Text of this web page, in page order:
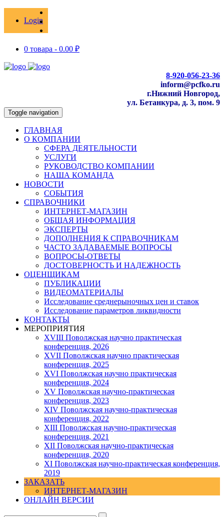
Login
0 товара - 0.00 ₽
8-920-056-23-36
inform@pcfko.ru
г.Нижний Новгород,
ул. Бетанкура, д. 3, пом. 9
Toggle navigation
ГЛАВНАЯ
О КОМПАНИИ
СФЕРА ДЕЯТЕЛЬНОСТИ
УСЛУГИ
РУКОВОДСТВО КОМПАНИИ
НАША КОМАНДА
НОВОСТИ
СОБЫТИЯ
СПРАВОЧНИКИ
ИНТЕРНЕТ-МАГАЗИН
ОБЩАЯ ИНФОРМАЦИЯ
ЭКСПЕРТЫ
ДОПОЛНЕНИЯ К СПРАВОЧНИКАМ
ЧАСТО ЗАДАВАЕМЫЕ ВОПРОСЫ
ВОПРОСЫ-ОТВЕТЫ
ДОСТОВЕРНОСТЬ И НАДЕЖНОСТЬ
ОЦЕНЩИКАМ
ПУБЛИКАЦИИ
ВИДЕОМАТЕРИАЛЫ
Исследование среднерыночных цен и ставок
Исследование параметров ликвидности
КОНТАКТЫ
МЕРОПРИЯТИЯ
XVIII Поволжская научно практическая
конференция, 2026
XVII Поволжская научно практическая
конференция, 2025
XVI Поволжская научно практическая
конференция, 2024
ХV Поволжская научно-практическая
конференция, 2023
ХIV Поволжская научно-практическая
конференция, 2022
ХIII Поволжская научно-практическая
конференция, 2021
ХII Поволжская научно-практическая
конференция, 2020
XI Поволжская научно-практическая конференция,
2019
ЗАКАЗАТЬ
ИНТЕРНЕТ-МАГАЗИН
ОНЛАЙН ВЕРСИИ